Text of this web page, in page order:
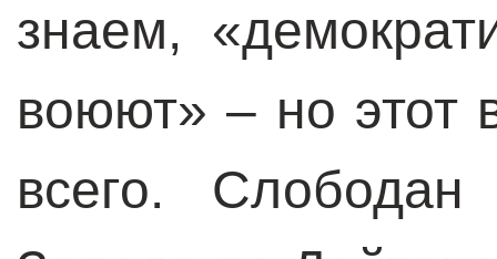
знаем,
воюют» – но этот
всего.